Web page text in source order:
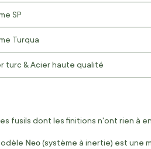
SP
Turqua
turc & Acier haute qualité
fusils dont les finitions n'ont rien à
Neo(système à inertie) est une